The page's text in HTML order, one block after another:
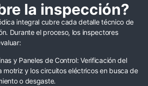
la inspección?
integral cubre cada detalle técnico de
Durante el proceso, los inspectores
y Paneles de Control: Verificación del
motriz y los circuitos eléctricos en busca de
o desgaste.